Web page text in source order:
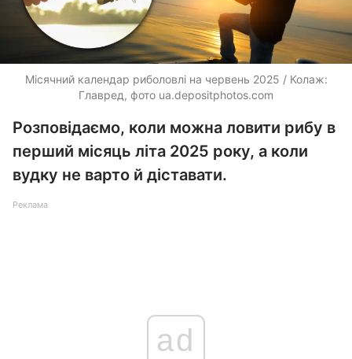
Місячний календар риболовлі на червень 2025 / Колаж:
Главред, фото ua.depositphotos.com
Розповідаємо, коли можна ловити рибу в
перший місяць літа 2025 року, а коли
вудку не варто й діставати.
Реклама
ad